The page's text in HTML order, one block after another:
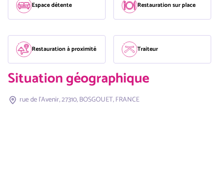
Espace détente Restauration sur place
Restauration à proximité Traiteur
Situation géographique
rue de l'Avenir, 27310, BOSGOUET, FRANCE